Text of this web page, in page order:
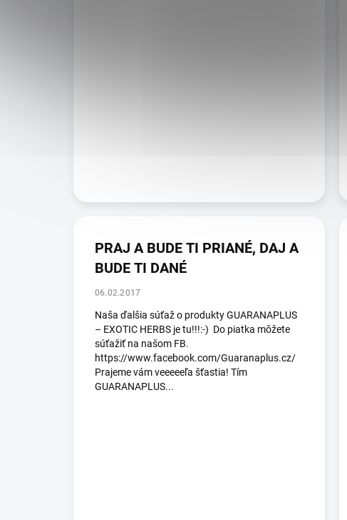
PRAJ A BUDE TI PRIANÉ, DAJ A
BUDE TI DANÉ
06.02.2017
Naša ďalšia súťaž o produkty GUARANAPLUS
– EXOTIC HERBS je tu!!!:-) Do piatka môžete
súťažiť na našom FB.
https://www.facebook.com/Guaranaplus.cz/
Prajeme vám veeeeeľa šťastia! Tím
GUARANAPLUS...